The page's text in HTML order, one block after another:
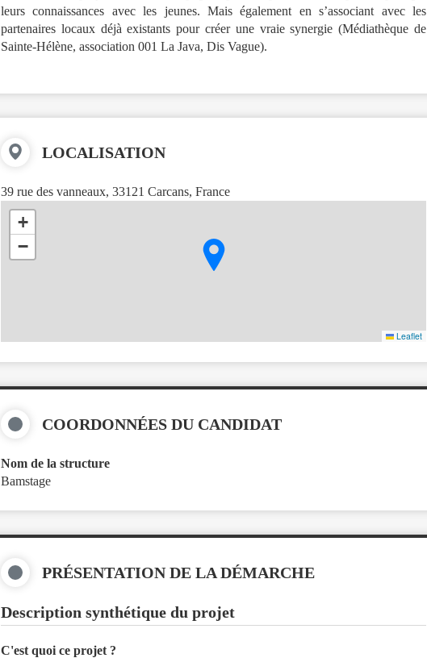
leurs connaissances avec les jeunes. Mais également en s’associant avec les
partenaires locaux déjà existants pour créer une vraie synergie (Médiathèque de
Sainte-Hélène, association 001 La Java, Dis Vague).
LOCALISATION
39 rue des vanneaux, 33121 Carcans, France
+
−
Leaflet
COORDONNÉES DU CANDIDAT
Nom de la structure
Bamstage
PRÉSENTATION DE LA DÉMARCHE
Description synthétique du projet
C'est quoi ce projet ?